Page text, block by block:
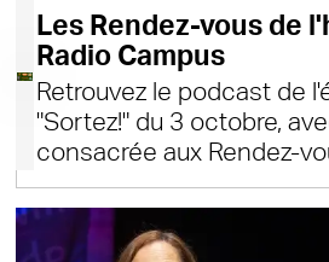
Les Rendez-vous de
Radio Campus
Retrouvez le podcast de
"Sortez!" du 3 octobre,
consacrée aux Rendez-